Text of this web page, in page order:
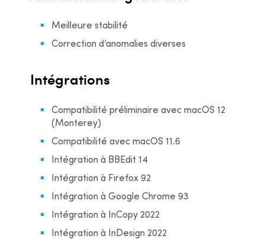
Meilleure stabilité
Correction d’anomalies diverses
Intégrations
Compatibilité préliminaire avec macOS 12
(Monterey)
Compatibilité avec macOS 11.6
Intégration à BBEdit 14
Intégration à Firefox 92
Intégration à Google Chrome 93
Intégration à InCopy 2022
Intégration à InDesign 2022